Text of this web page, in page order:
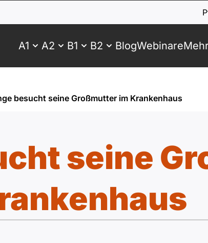
A1 A2 B1 B2 BlogWebinare
besucht seine Großmutter im Krankenhaus
seine